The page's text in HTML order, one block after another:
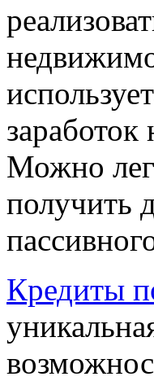
заработок
Можно
получить
Кредиты